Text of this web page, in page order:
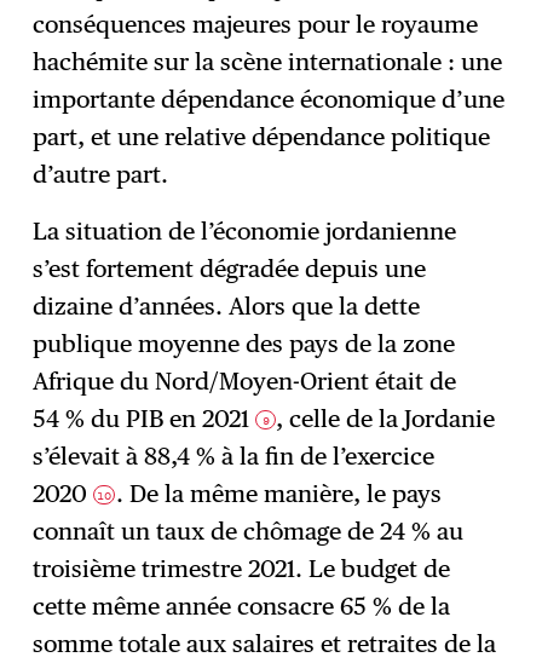
conséquences majeures pour le royaume
hachémite sur la scène internationale : une
importante dépendance économique d’une
part, et une relative dépendance politique
d’autre part.
La situation de l’économie jordanienne
s’est fortement dégradée depuis une
dizaine d’années. Alors que la dette
publique moyenne des pays de la zone
Afrique du Nord/Moyen-Orient était de
54 % du PIB en 2021 9 , celle de la Jordanie
s’élevait à 88,4 % à la fin de l’exercice
202010 . De la même manière, le pays
connaît un taux de chômage de 24 % au
troisième trimestre 2021. Le budget de
cette même année consacre 65 % de la
somme totale aux salaires et retraites de la